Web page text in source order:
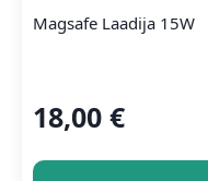
Magsafe Laadija 15W
18,00 €